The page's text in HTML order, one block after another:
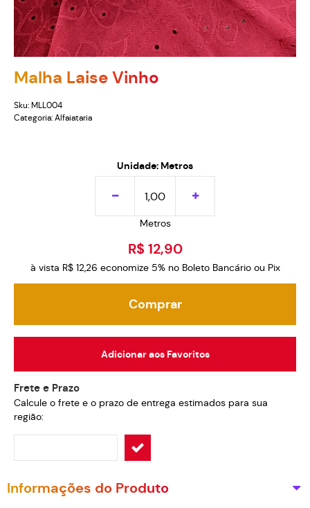
Malha Laise Vinho
Sku: MLL004
Categoria: Alfaiataria
Unidade: Metros
Metros
R$ 12,90
à vista R$ 12,26 economize 5% no Boleto Bancário ou Pix
Comprar
Adicionar aos Favoritos
Frete e Prazo
Calcule o frete e o prazo de entrega estimados para sua
região:
Informações do Produto